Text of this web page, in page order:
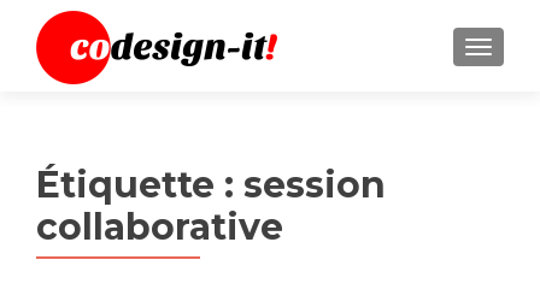
MENU
Étiquette : session
collaborative